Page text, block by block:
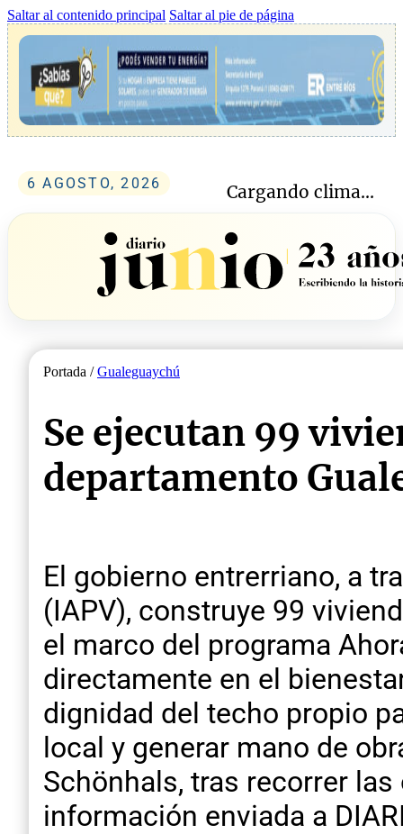
Saltar al contenido principal Saltar al pie de página
6 AGOSTO, 2026 Cargando clima...
Portada /Gualeguaychú
Se ejecutan 99
departamento
El gobierno entrerriano, a
(IAPV), construye 99
el marco del programa
directamente en el
dignidad del techo propio
local y generar mano de
Schönhals, tras recorrer
información enviada a